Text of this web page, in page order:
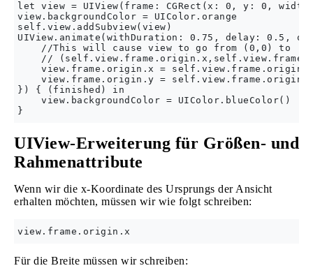
let view = UIView(frame: CGRect(x: 0, y: 0,
view.backgroundColor = UIColor.orange
self.view.addSubview(view)
UIView.animate(withDuration: 0.75, delay: 0.5,
    //This will cause view to go from (0,0) to
//
view.frame.origin.x =
view.frame.origin.y =
}) { (finished) in
    view.backgroundColor = UIColor.blueColor()
UIView-Erweiterung für Größen- und
Rahmenattribute
Wenn wir die x-Koordinate des Ursprungs der Ansicht
erhalten möchten, müssen wir wie folgt schreiben:
Für die Breite müssen wir schreiben: